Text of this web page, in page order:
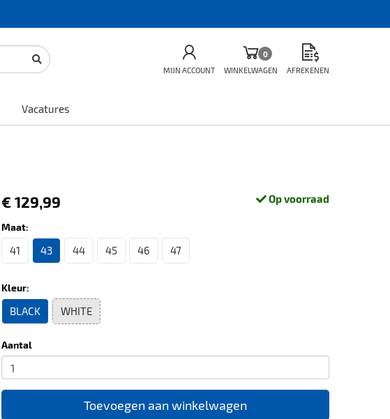
MIJN ACCOUNT
0
WINKELWAGEN
AFREKENEN
Vacatures
€ 129,99 Op voorraad
Maat:
41 43 44 45 46 47
Kleur:
BLACK WHITE
Aantal
Toevoegen aan winkelwagen